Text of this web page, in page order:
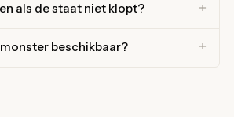
als de staat niet klopt?
beschikbaar?